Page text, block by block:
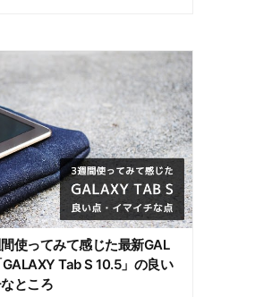
間使ってみて感じた最新GAL
Tab S 10.5」の良い
ところ